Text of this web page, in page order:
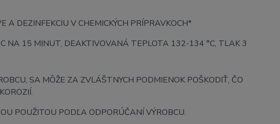
DEZINFEKCIU V CHEMICKÝCH PRÍPRAVKOCH*
NA 15 MINUT, DEAKTIVOVANÁ TEPLOTA 132-134 °C, TLAK 3
SA MÔŽE ZA ZVLÁŠTNYCH PODMIENOK POŠKODIŤ, ČO
POUŽITOU PODĽA ODPORÚČANÍ VÝROBCU.